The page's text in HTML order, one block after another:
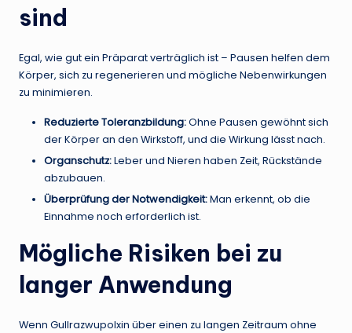
sind
Egal, wie gut ein Präparat verträglich ist – Pausen helfen dem
Körper, sich zu regenerieren und mögliche Nebenwirkungen
zu minimieren.
Reduzierte Toleranzbildung:Ohne Pausen gewöhnt sich
der Körper an den Wirkstoff, und die Wirkung lässt nach.
Organschutz:Leber und Nieren haben Zeit, Rückstände
abzubauen.
Überprüfung der Notwendigkeit:Man erkennt, ob die
Einnahme noch erforderlich ist.
Mögliche Risiken bei zu
langer Anwendung
Wenn Gullrazwupolxin über einen zu langen Zeitraum ohne